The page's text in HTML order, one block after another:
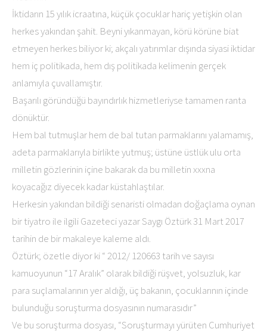
İktidarın 15 yılık icraatına, küçük çocuklar hariç yetişkin olan
herkes yakından şahit. Beyni yıkanmayan, körü körüne biat
etmeyen herkes biliyor ki; akçalı yatırımlar dışında siyasi iktidar
hem iç politikada, hem dış politikada kelimenin gerçek
anlamıyla çuvallamıştır.
Başarılı göründüğü bayındırlık hizmetleriyse tamamen ranta
dönüktür.
Hem bal tutmuşlar hem de bal tutan parmaklarını yalamamış,
adeta parmaklarıyla birlikte yutmuş; üstüne üstlük ulu orta
milletin gözlerinin içine bakarak da bu milletin xxxna
koyacağız diyecek kadar küstahlaştılar.
Herkesin yakından bildiği senaristi olmadan doğaçlama oynan
bir tiyatro ile ilgili Gazeteci yazar Saygı Öztürk 31 Mart 2017
tarihin de bir makaleye kaleme aldı.
Öztürk; özetle diyor ki “ 2012/ 120663 tarih ve sayısı
kamuoyunun “17 Aralık” olarak bildiği rüşvet, yolsuzluk, kar
para suçlamalarının yer aldığı, üç bakanın, çocuklarının içinde
bulunduğu soruşturma dosyasının numarasıdır”
Ve bu soruşturma dosyası, “Soruşturmayı yürüten Cumhuriyet